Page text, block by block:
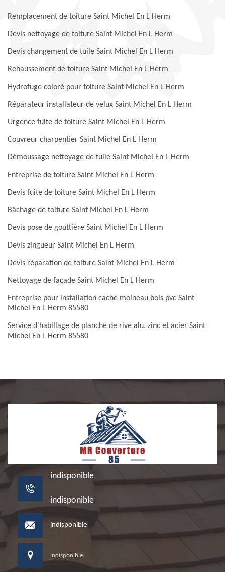
Remplacement de toiture Saint Michel En L Herm
Devis nettoyage de toiture Saint Michel En L Herm
Devis changement de tuile Saint Michel En L Herm
Rehaussement de toiture Saint Michel En L Herm
Hydrofuge coloré pour toiture Saint Michel En L Herm
Réparateur installateur de velux Saint Michel En L Herm
Urgence fuite de toiture Saint Michel En L Herm
Couvreur charpentier Saint Michel En L Herm
Démoussage nettoyage de tuile Saint Michel En L Herm
Entreprise de toiture Saint Michel En L Herm
Devis fuite de toiture Saint Michel En L Herm
Bâchage de toiture Saint Michel En L Herm
Devis pose de gouttière Saint Michel En L Herm
Devis zingueur Saint Michel En L Herm
Devis réparation de toiture Saint Michel En L Herm
Nettoyage de façade Saint Michel En L Herm
Entreprise pour installation cache moineau bois pvc Saint
Michel En L Herm 85580
Service d'habillage de planche de rive alu, zinc et acier Saint
Michel En L Herm 85580
indisponible
indisponible
indisponible
indisponible